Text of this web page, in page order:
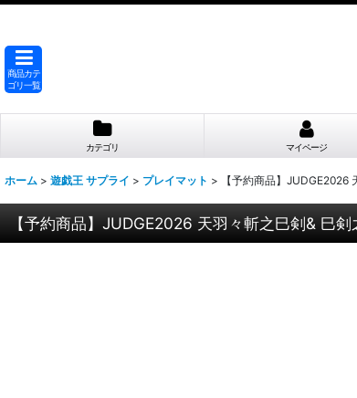
商品カテ
ゴリ一覧
カテゴリ マイページ
ホーム > 遊戯王 サプライ > プレイマット > 【予約商品】JUDGE2026
【予約商品】JUDGE2026 天羽々斬之巳剣& 巳